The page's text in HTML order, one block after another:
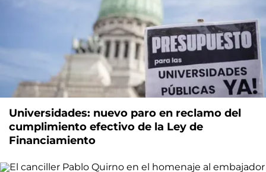
Universidades: nuevo paro en reclamo del
cumplimiento efectivo de la Ley de
Financiamiento